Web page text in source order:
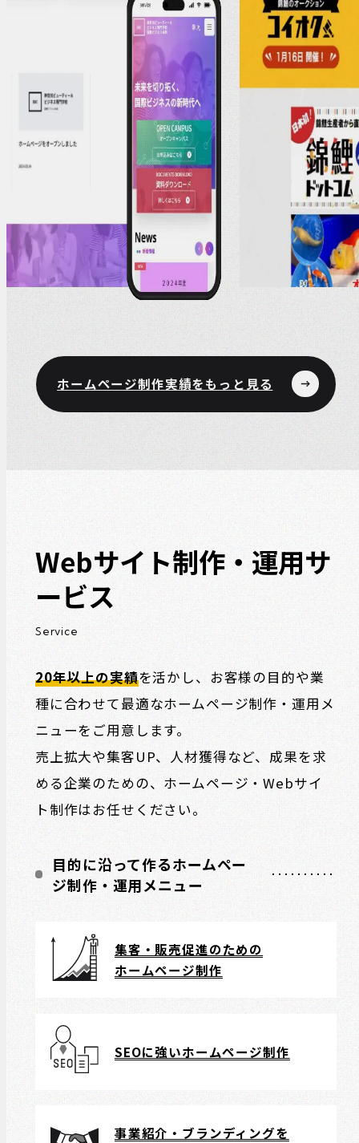
ホームページ制作実績をもっと見る
Webサイト制作・運用サ
ービス
Service
20年以上の実績を活かし、お客様の目的や業
種に合わせて最適なホームページ制作・運用メ
ニューをご用意します。
売上拡大や集客UP、人材獲得など、成果を求
める企業のための、ホームページ・Webサイ
ト制作はお任せください。
目的に沿って作るホームペー
ジ制作・運用メニュー
集客・販売促進のための
ホームページ制作
SEOに強いホームページ制作
事業紹介・ブランディングを